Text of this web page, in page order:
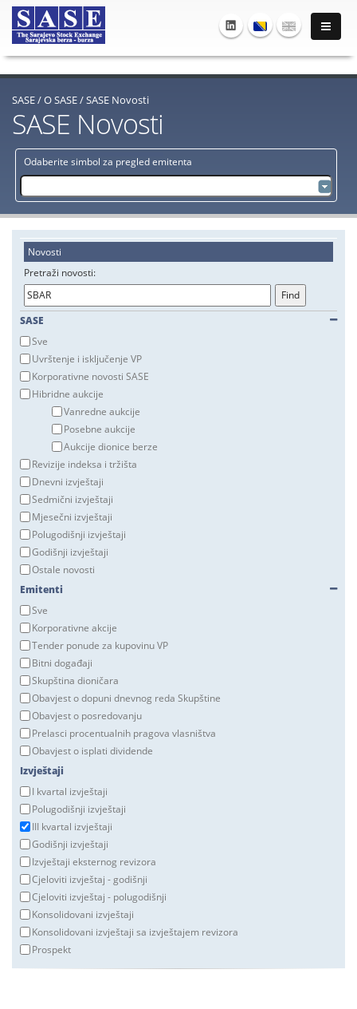
SASE/O SASE/SASE Novosti
Odaberite simbol za pregled emitenta
SASE Novosti
Novosti
Pretraži novosti:
SASE
Sve
Uvrštenje i isključenje VP
Korporativne novosti SASE
Hibridne aukcije
Vanredne aukcije
Posebne aukcije
Aukcije dionice berze
Revizije indeksa i tržišta
Dnevni izvještaji
Sedmični izvještaji
Mjesečni izvještaji
Polugodišnji izvještaji
Godišnji izvještaji
Ostale novosti
Emitenti
Sve
Korporativne akcije
Tender ponude za kupovinu VP
Bitni događaji
Skupština dioničara
Obavjest o dopuni dnevnog reda Skupštine
Obavjest o posredovanju
Prelasci procentualnih pragova vlasništva
Obavjest o isplati dividende
Izvještaji
I kvartal izvještaji
Polugodišnji izvještaji
III kvartal izvještaji
Godišnji izvještaji
Izvještaji eksternog revizora
Cjeloviti izvještaj - godišnji
Cjeloviti izvještaj - polugodišnji
Konsolidovani izvještaji
Konsolidovani izvještaji sa izvještajem revizora
Prospekt